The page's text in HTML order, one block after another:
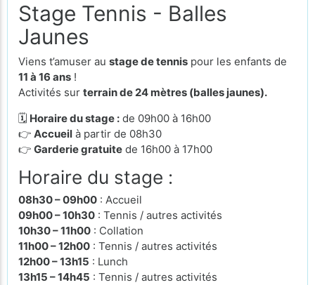
Stage Tennis - Balles
Jaunes
Viens t’amuser au stage de tennis pour les enfants de
11 à 16 ans !
Activités sur terrain de 24 mètres (balles jaunes).
🗓 Horaire du stage : de 09h00 à 16h00
👉 Accueil à partir de 08h30
👉 Garderie gratuite de 16h00 à 17h00
Horaire du stage :
08h30 – 09h00 : Accueil
09h00 – 10h30 : Tennis / autres activités
10h30 – 11h00 : Collation
11h00 – 12h00 : Tennis / autres activités
12h00 – 13h15 : Lunch
13h15 – 14h45 : Tennis / autres activités